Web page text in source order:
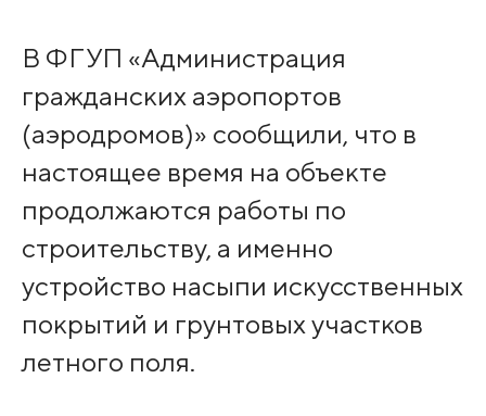
В ФГУП «Администрация
гражданских аэропортов
(аэродромов)» сообщили, что в
настоящее время на объекте
продолжаются работы по
строительству, а именно
устройство насыпи искусственных
покрытий и грунтовых участков
летного поля.